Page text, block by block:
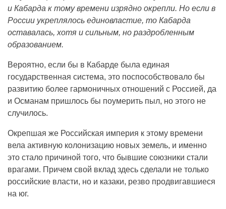
и Кабарда к тому времени изрядно окрепли. Но если в
России укреплялось единовластие, то Кабарда
оставалась, хотя и сильным, но раздробленным
образованием.
Вероятно, если бы в Кабарде была единая
государственная система, это поспособствовало бы
развитию более гармоничных отношений с Россией, да
и Османам пришлось бы поумерить пыл, но этого не
случилось.
Окрепшая же Российская империя к этому времени
вела активную колонизацию новых земель, и именно
это стало причиной того, что бывшие союзники стали
врагами. Причем свой вклад здесь сделали не только
российские власти, но и казаки, резво продвигавшиеся
на юг.